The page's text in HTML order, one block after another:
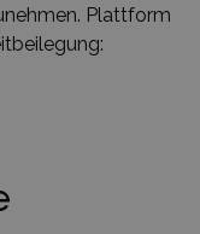
Plattform